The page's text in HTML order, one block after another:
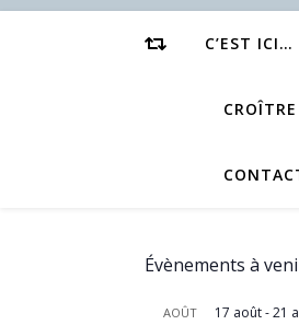
C’EST ICI…
Évènements à
AOÛT 17 août-21